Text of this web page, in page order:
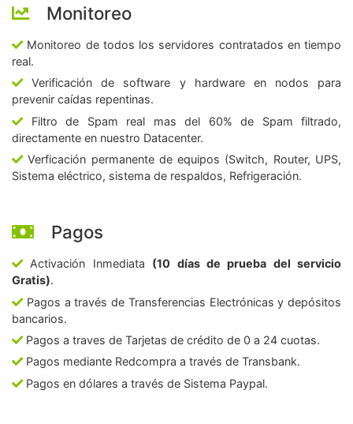
Monitoreo
Monitoreo de todos los servidores contratados en tiempo
real.
Verificación de software y hardware en nodos para
prevenir caídas repentinas.
Filtro de Spam real mas del 60% de Spam filtrado,
directamente en nuestro Datacenter.
Verficación permanente de equipos (Switch, Router, UPS,
Sistema eléctrico, sistema de respaldos, Refrigeración.
Pagos
Activación Inmediata (10 días de prueba del servicio
Gratis).
Pagos a través de Transferencias Electrónicas y depósitos
bancarios.
Pagos a traves de Tarjetas de crédito de 0 a 24 cuotas.
Pagos mediante Redcompra a través de Transbank.
Pagos en dólares a través de Sistema Paypal.